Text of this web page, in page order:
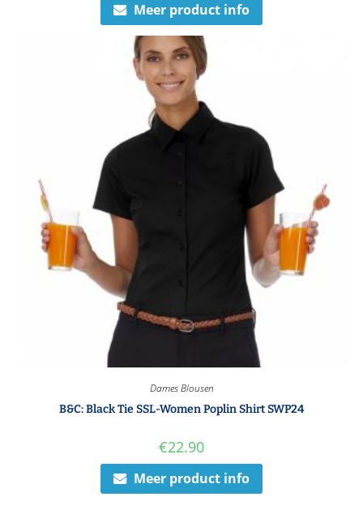
Meer product info
Dames Blousen
B&C: Black Tie SSL-Women Poplin Shirt SWP24
€22.90
Meer product info